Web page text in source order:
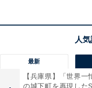
め、気にしすぎる必
や思いを込めてお賽
ィブになり、より良
最新
【兵庫県】「世界
の城下町を再現した